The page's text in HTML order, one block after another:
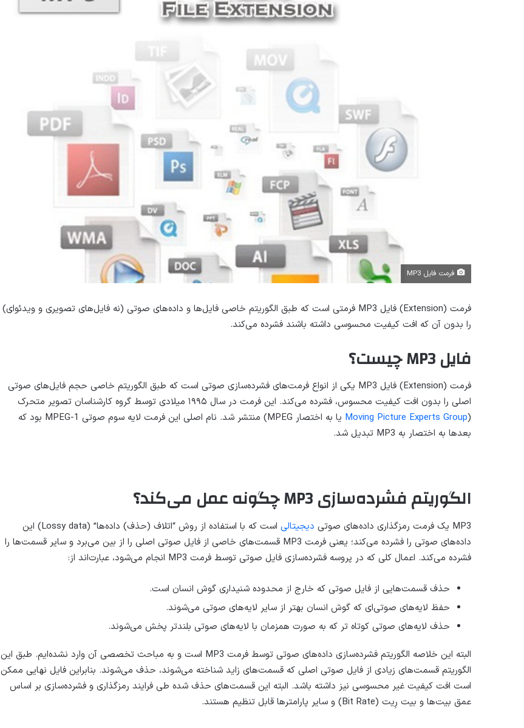
فرمت فایل MP3
فرمت (Extension) فایل MP3 فرمتی است که طبق الگوریتم خاصی فایل‌ها و داده‌های صوتی (نه فایل‌های تصویری و ویدئوای)
را بدون آن که افت کیفیت محسوسی داشته باشند فشرده می‌کند.
فایل MP3 چیست؟
فرمت (Extension) فایل MP3 یکی از انواع فرمت‌های فشرده‌سازی صوتی است که طبق الگوریتم خاصی حجم فایل‌های صوتی
اصلی را بدون افت کیفیت محسوس، فشرده می‌کند. این فرمت در سال ۱۹۹۵ میلادی توسط گروه کارشناسان تصویر متحرک
(
Moving Picture Experts Group
یا به اختصار MPEG) منتشر شد. نام اصلی این فرمت لایه سوم صوتی MPEG-1 بود که
بعدها به اختصار به MP3 تبدیل شد.
الگوریتم فشرده‌سازی MP3 چگونه عمل می‌کند؟
MP3 یک فرمت رمزگذاری داده‌های صوتی دیجیتالی
است که با استفاده از روش “اتلاف (حذف) داده‌ها” (Lossy data) این
داده‌های صوتی را فشرده می‌کند؛ یعنی فرمت MP3 قسمت‌های خاصی از فایل صوتی اصلی را از بین می‌برد و سایر قسمت‌ها را
فشرده می‌کند. اعمال کلی که در پروسه فشرده‌سازی فایل صوتی توسط فرمت MP3 انجام می‌شود، عبارت‌اند از:
حذف قسمت‌هایی از فایل صوتی که خارج از محدوده شنیداری گوش انسان است.
حفظ لایه‌های صوتی‌ای که گوش انسان بهتر از سایر لایه‌های صوتی می‌شوند.
حذف لایه‌های صوتی کوتاه تر که به صورت همزمان با لایه‌های صوتی بلندتر پخش می‌شوند.
البته این خلاصه الگوریتم فشرده‌سازی داده‌های صوتی توسط فرمت MP3 است و به مباحث تخصصی آن وارد نشده‌ایم. طبق این
الگوریتم قسمت‌های زیادی از فایل صوتی اصلی که قسمت‌های زاید شناخته می‌شوند، حذف می‌شوند. بنابراین فایل نهایی ممکن
است افت کیفیت غیر محسوسی نیز داشته باشد. البته این قسمت‌های حذف شده طی فرایند رمزگذاری و فشرده‌سازی بر اساس
عمق بیت‌ها و بیت رِیت (Bit Rate) و سایر پارامترها قابل تنظیم هستند.